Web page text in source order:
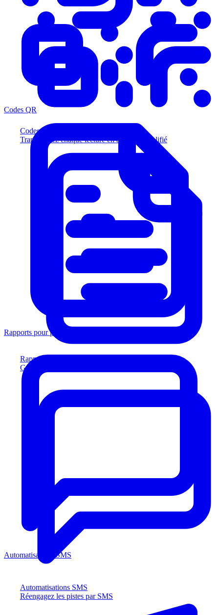
Codes QR
Transformez chaque lecture en acheteur qualifié
Rapports pour prêteurs
Générez des rapports conformes aux prêteurs
Automatisations SMS
Réengagez les pistes par SMS
Codes QR
Rapports pour prêteurs
Automatisations SMS